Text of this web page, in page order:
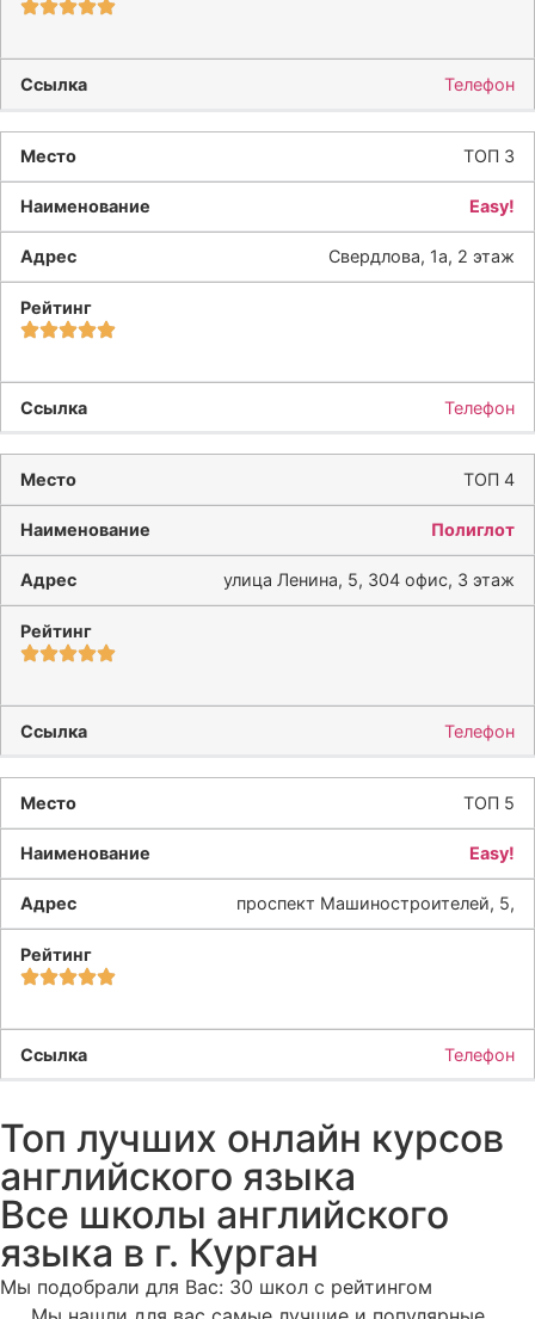
Телефон
ТОП 3
Easy!
Свердлова, 1а, 2 этаж
Телефон
ТОП 4
Полиглот
улица Ленина, 5, 304 офис, 3 этаж
Телефон
ТОП 5
Easy!
проспект Машиностроителей, 5,
Телефон
Топ лучших онлайн курсов
английского языка
Все школы английского
языка в г. Курган
Мы подобрали для Вас: 30 школ с рейтингом